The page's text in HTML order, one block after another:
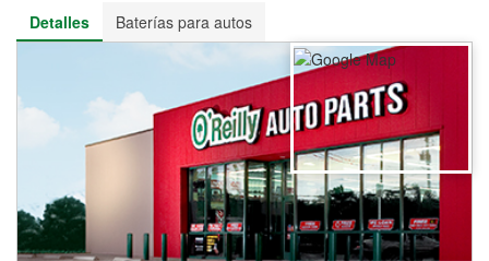
Detalles
Baterías para autos